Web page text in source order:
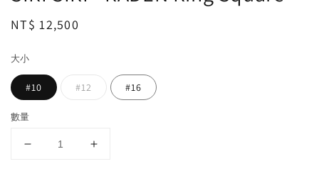
Regular
NT$ 12,500
大小
#10 #12 #16
數量